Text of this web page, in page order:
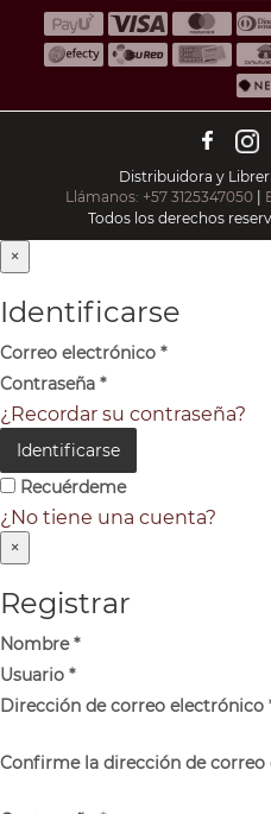
Distribuidora y
Llámanos: +57 3125347050
Todos los derechos
×
Identificarse
Correo electrónico *
Contraseña *
¿Recordar su contraseña?
Identificarse
Recuérdeme
¿No tiene una cuenta?
×
Registrar
Nombre*
Usuario *
Dirección de correo electrónico
Confirme la dirección de